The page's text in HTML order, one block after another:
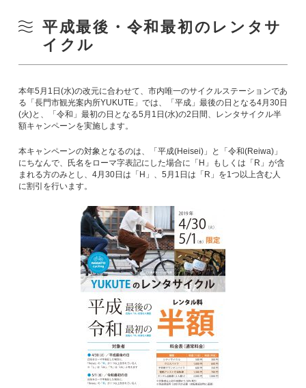
平成最後・令和最初のレンタサ
イクル
本年5月1日(水)の改元に合わせて、市内唯一のサイクルステーションであ
る「長門市観光案内所YUKUTE」では、「平成」最後の日となる4月30日
(火)と、「令和」最初の日となる5月1日(水)の2日間、レンタサイクル半
額キャンペーンを実施します。
本キャンペーンの対象となるのは、「平成(Heisei)」と「令和(Reiwa)」
にちなんで、氏名をローマ字表記にした場合に「H」もしくは「R」が含
まれる方のみとし、4月30日は「H」、5月1日は「R」を1つ以上含む人
に割引を行います。